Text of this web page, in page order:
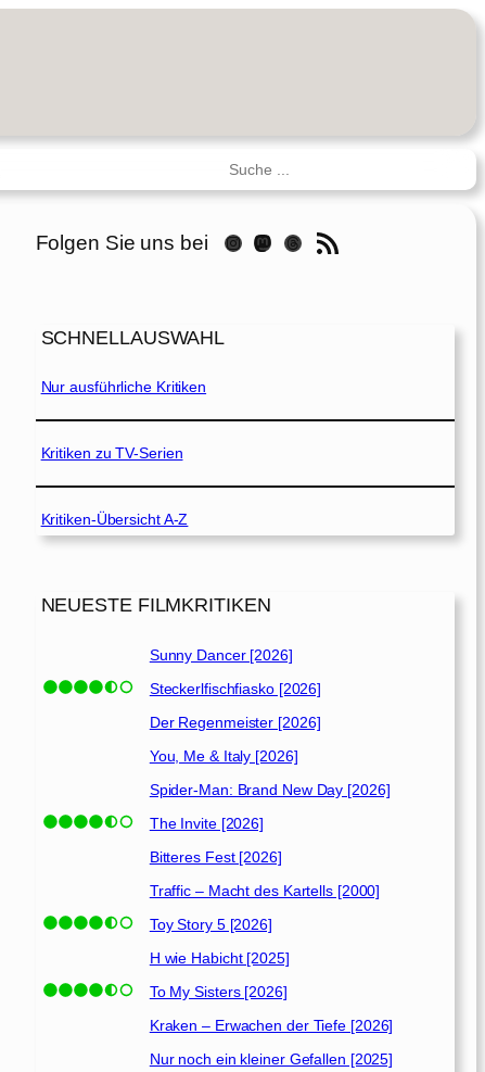
Suchen
Folgen Sie uns bei Instagram Mastodon Threads RSS-Feed
SCHNELLAUSWAHL
Nur ausführliche Kritiken
Kritiken zu TV-Serien
Kritiken-Übersicht A-Z
NEUESTE FILMKRITIKEN
Sunny Dancer [2026]
Steckerlfischfiasko [2026]
Der Regenmeister [2026]
You, Me & Italy [2026]
Spider-Man: Brand New Day [2026]
The Invite [2026]
Bitteres Fest [2026]
Traffic – Macht des Kartells [2000]
Toy Story 5 [2026]
H wie Habicht [2025]
To My Sisters [2026]
Kraken – Erwachen der Tiefe [2026]
Nur noch ein kleiner Gefallen [2025]